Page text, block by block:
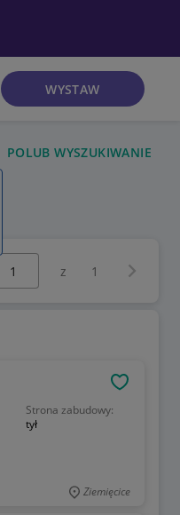
WYSTAW
POLUB WYSZUKIWANIE
stronę:
z 1
Strona zabudowy:
tył
Ziemięcice
wskazówkę